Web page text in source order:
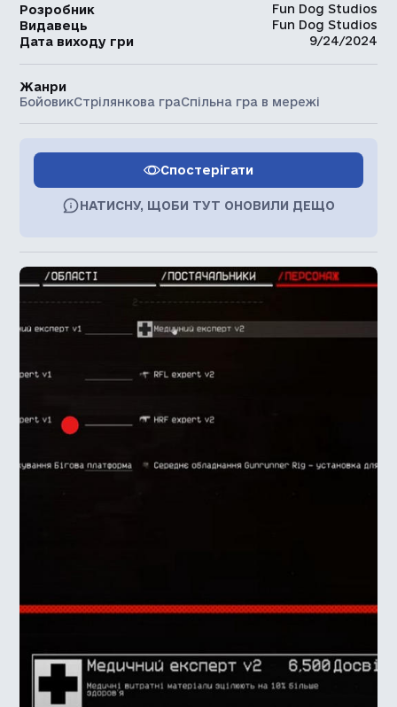
Розробник
Fun Dog Studios
Видавець
Fun Dog Studios
Дата виходу гри
9/24/2024
Жанри
БойовикСтрілянкова граСпільна гра в мережі
Спостерігати
НАТИСНУ, ЩОБИ ТУТ ОНОВИЛИ ДЕЩО